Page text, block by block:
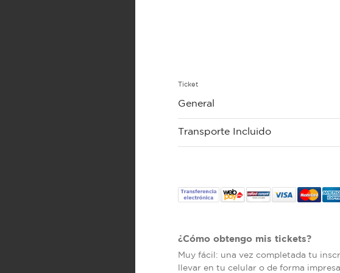
Ticket
General
Transporte Incluido
¿Cómo obtengo mis tickets?
Muy fácil: una vez completada tu
llevar en tu celular o de forma